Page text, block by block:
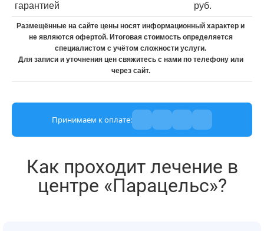
гарантией
руб.
Размещённые на сайте цены носят информационный характер и
не являются офертой. Итоговая стоимость определяется
специалистом с учётом сложности услуги.
Для записи и уточнения цен свяжитесь с нами по телефону или
через сайт.
Принимаем к оплате:
Как проходит лечение в
центре «Парацельс»?